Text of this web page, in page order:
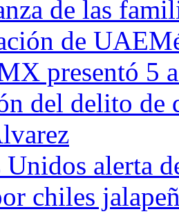
de las
de
presentó 5
del delito de
Unidos alerta
chiles